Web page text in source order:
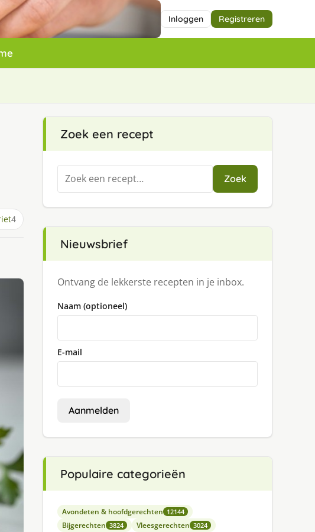
Inloggen Registreren
4
Zoek een recept
Zoeken
naar:
Zoek
Nieuwsbrief
Ontvang de lekkerste recepten in je inbox.
Naam (optioneel)
E-mail
Aanmelden
Populaire categorieën
Avondeten & hoofdgerechten 12144
Bijgerechten 3824 Vleesgerechten 3024